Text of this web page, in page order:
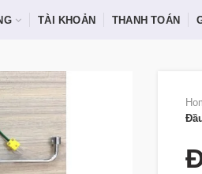
TÀI KHOẢN THANH TOÁN